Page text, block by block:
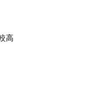
高